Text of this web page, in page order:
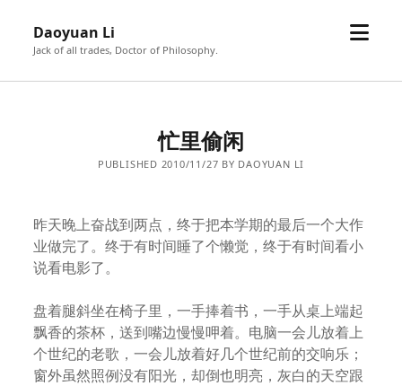
Daoyuan Li
Jack of all trades, Doctor of Philosophy.
open
忙里偷闲
PUBLISHED 2010/11/27 BY DAOYUAN LI
昨天晚上奋战到两点，终于把本学期的最后一个大作
业做完了。终于有时间睡了个懒觉，终于有时间看小
说看电影了。
盘着腿斜坐在椅子里，一手捧着书，一手从桌上端起
飘香的茶杯，送到嘴边慢慢呷着。电脑一会儿放着上
个世纪的老歌，一会儿放着好几个世纪前的交响乐；
窗外虽然照例没有阳光，却倒也明亮，灰白的天空跟